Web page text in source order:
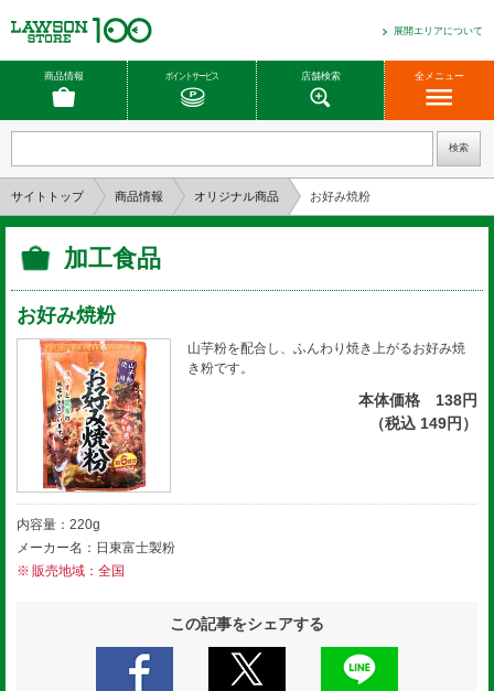
展開エリアについて
商品情報 ポイントサービス 店舗検索 全メニュー
サイトトップ 商品情報 オリジナル商品 お好み焼粉
加工食品
お好み焼粉
山芋粉を配合し、ふんわり焼き上がるお好み焼
き粉です。
本体価格 138円
（税込 149円）
内容量：220g
メーカー名：日東富士製粉
販売地域：全国
この記事をシェアする